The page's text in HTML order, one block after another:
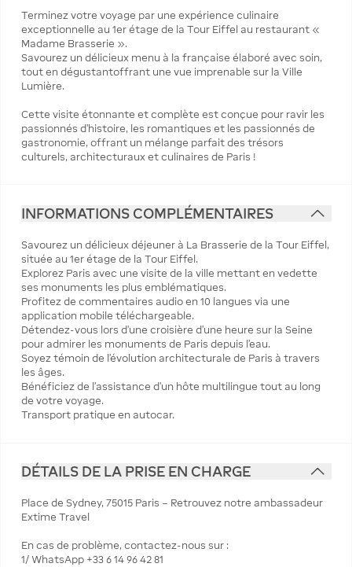
Terminez votre voyage par une expérience culinaire
exceptionnelle au 1er étage de la Tour Eiffel au restaurant «
Madame Brasserie ».
Savourez un délicieux menu à la française élaboré avec soin,
tout en dégustantoffrant une vue imprenable sur la Ville
Lumière.
Cette visite étonnante et complète est conçue pour ravir les
passionnés d’histoire, les romantiques et les passionnés de
gastronomie, offrant un mélange parfait des trésors
culturels, architecturaux et culinaires de Paris !
INFORMATIONS COMPLÉMENTAIRES
Savourez un délicieux déjeuner à La Brasserie de la Tour Eiffel,
située au 1er étage de la Tour Eiffel.
Explorez Paris avec une visite de la ville mettant en vedette
ses monuments les plus emblématiques.
Profitez de commentaires audio en 10 langues via une
application mobile téléchargeable.
Détendez-vous lors d’une croisière d’une heure sur la Seine
pour admirer les monuments de Paris depuis l’eau.
Soyez témoin de l’évolution architecturale de Paris à travers
les âges.
Bénéficiez de l’assistance d’un hôte multilingue tout au long
de votre voyage.
Transport pratique en autocar.
DÉTAILS DE LA PRISE EN CHARGE
Place de Sydney, 75015 Paris – Retrouvez notre ambassadeur
Extime Travel
En cas de problème, contactez-nous sur :
1/ WhatsApp +33 6 14 96 42 81